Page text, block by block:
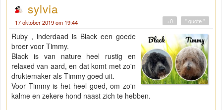
sylvia
17 oktober 2019 om 19:44 " quote "
+0
Ruby , inderdaad is Black een goede
broer voor Timmy.
Black is van nature heel rustig en
relaxed van aard, en dat komt met zo'n
druktemaker als Timmy goed uit.
Voor Timmy is het heel goed, om zo'n
kalme en zekere hond naast zich te hebben.